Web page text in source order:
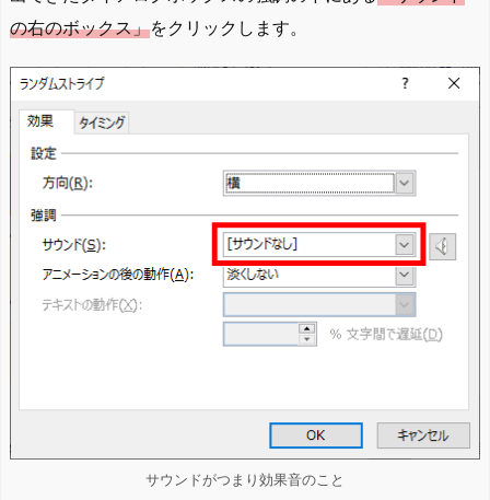
の右のボックス」をクリックします。
サウンドがつまり効果音のこと